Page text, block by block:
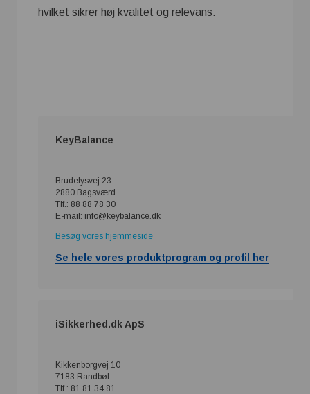
hvilket sikrer høj kvalitet og relevans.
KeyBalance
Brudelysvej 23
2880 Bagsværd
Tlf.: 88 88 78 30
E-mail: info@keybalance.dk
Besøg vores hjemmeside
Se hele vores produktprogram og profil her
iSikkerhed.dk ApS
Kikkenborgvej 10
7183 Randbøl
Tlf.: 81 81 34 81